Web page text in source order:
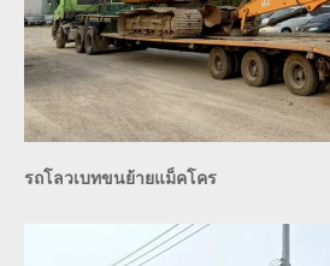
รถโลวเบทขนย้ายแม็คโคร